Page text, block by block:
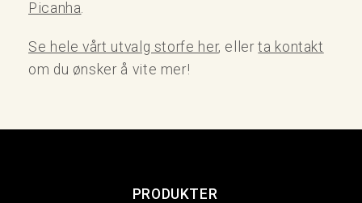
Picanha
Se hele vårt utvalg storfe her, ellerta kontakt
om du ønsker å vite mer!
PRODUKTER